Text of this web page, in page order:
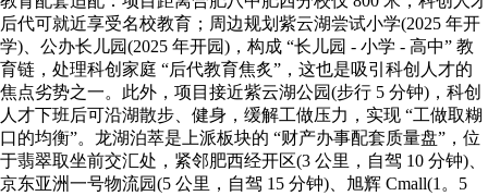
后代可就近享受名校教育；周边规划紫云湖尝试小学(2025 年开
学)、公办长儿园(2025 年开园)，构成 “长儿园 - 小学 - 高中” 教
育链，处理科创家庭 “后代教育焦炙”，这也是吸引科创人才的
焦点劣势之一。此外，项目接近紫云湖公园(步行 5 分钟)，科创
人才下班后可沿湖散步、健身，缓解工做压力，实现 “工做取糊
口的均衡”。龙湖泊萃是上派板块的 “财产办事配套质量盘”，位
于翡翠取坐前交汇处，紧邻肥西经开区(3 公里，自驾 10 分钟)、
京东亚洲一号物流园(5 公里，自驾 15 分钟)、旭辉 Cmall(1。5